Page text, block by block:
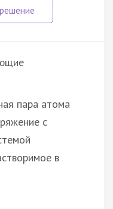
пара атома
с
в